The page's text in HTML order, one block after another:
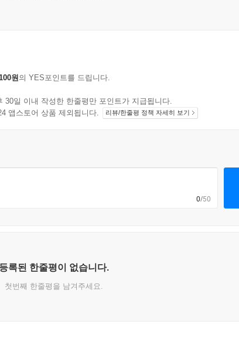
원의 YES포인트를 드립니다.
일 이내 작성한 한줄평만 포인트가 지급됩니다.
앱스토어 상품 제외됩니다.
리뷰/한줄평 정책 자세히 보기
0/50
등록된 한줄평이 없습니다.
첫번째 한줄평을 남겨주세요.